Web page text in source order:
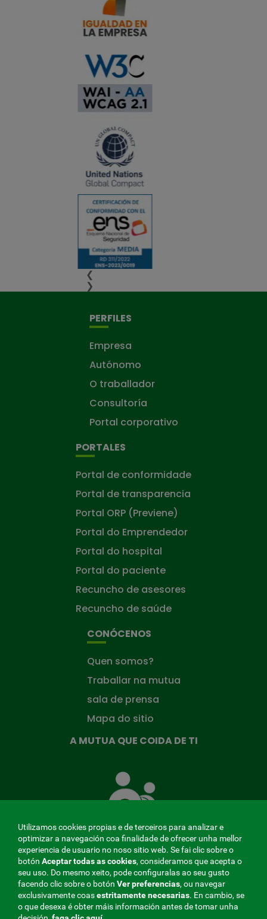
❮
❯
PERFILES
Empresa
Autónomo
O traballador
Consultoría
Portal corporativo
PORTALES
Portal de conformidade
Portal de transparencia
Portal ORP (Previene)
Portal do Emprendedor
Portal do hospital
Portal do paciente
Recuncho de asesores
Recuncho de saúde
CONÓCENOS
Quen somos?
Traballar na mutua
sala de prensa
Mapa do sitio
A MUTUA QUE COIDA DE TI
Mutua
que
MENÚ
REDES
Utilizamos cookies propias e de terceiros para analizar e
optimizar a navegación coa finalidade de ofrecer unha mellor
experiencia de usuario no noso sitio web. Se fai clic sobre o
botón Aceptar todas as cookies, consideramos que acepta o
seu uso. Do mesmo xeito, pode configuralas ao seu gusto
facendo clic sobre o botón Ver preferencias, ou navegar
exclusivamente coasestritamentenecesarias. En cambio, se
o que desexa é obter máis información antes de tomar unha